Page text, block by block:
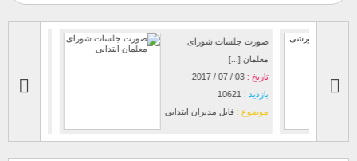
موضوع :
صورت جلسات شورای
معلمان [...]
تاریخ : 03 / 07 / 2017
بازدید :10621
موضوع : فایل مدیران ابتدایی